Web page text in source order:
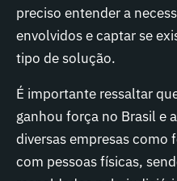
preciso entender a
envolvidos e captar se
tipo de solução.
É importante ressaltar
ganhou força no Brasil e
diversas empresas
com pessoas físicas,